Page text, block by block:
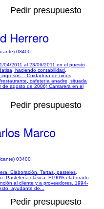
Pedir presupuesto
Herrero
03400
04/2011 al 23/06/2011 en el puesto
haciendo contabilidad,
ingresos… Cuidadora de niños
cafetería anadre, situada
agosto de 2006) Camarera en el
Pedir presupuesto
Marco
03400
Elaboración. Tartas, pasteles,
Pastelería clásica. El 90% elaborado
al cliente y a proveedores. 1994-
ayudante de...
Pedir presupuesto